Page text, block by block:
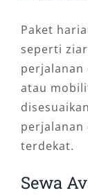
Paket
seperti
perjalanan
atau
perjalanan
terdekat.
Sewa